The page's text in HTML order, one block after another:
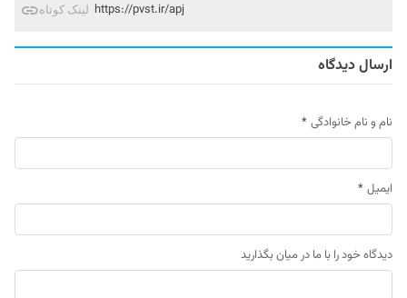
لینک کوتاه https://pvst.ir/apj
ارسال دیدگاه
نام و نام خانوادگی *
ایمیل *
دیدگاه خود را با ما در میان بگذارید